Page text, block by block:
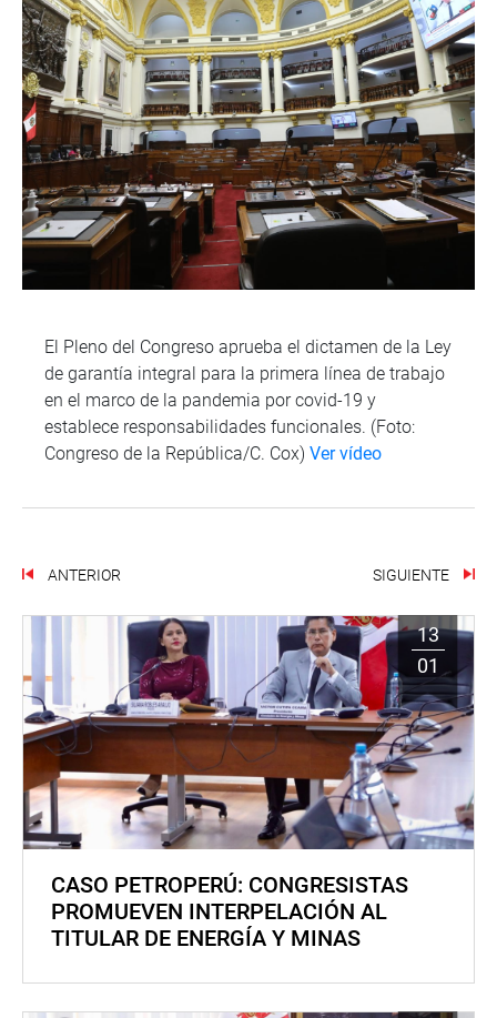
El Pleno del Congreso aprueba el dictamen de la Ley
de garantía integral para la primera línea de trabajo
en el marco de la pandemia por covid-19 y
establece responsabilidades funcionales. (Foto:
Congreso de la República/C. Cox) Ver vídeo
ANTERIOR SIGUIENTE
13
01
CASO PETROPERÚ: CONGRESISTAS
PROMUEVEN INTERPELACIÓN AL
TITULAR DE ENERGÍA Y MINAS